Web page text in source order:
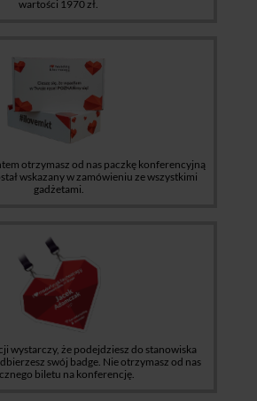
wartości 1970 zł.
otrzymasz od nas paczkę konferencyjną
wskazany w zamówieniu ze wszystkimi
gadżetami.
wystarczy, że podejdziesz do stanowiska
swój badge. Nie otrzymasz od nas
biletu na konferencję.